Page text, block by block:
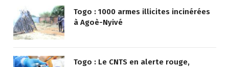
Togo : 1000 armes illicites incinérées
à Agoè-Nyivé
Togo : Le CNTS en alerte rouge,